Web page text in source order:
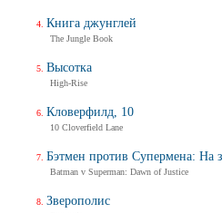
Книга джунглей
The Jungle Book
Высотка
High-Rise
Кловерфилд, 10
10 Cloverfield Lane
Бэтмен против Супермена: На
Batman v Superman: Dawn of Justice
Зверополис